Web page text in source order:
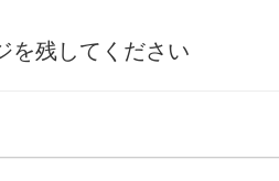
を残してください